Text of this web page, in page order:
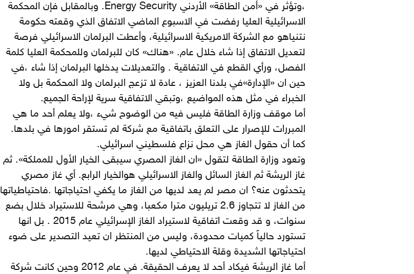
،وتؤثر في «أمن الطاقة» الأردني Energy Security. وبالمقابل فإن المحكمة
الاسرائيلية العليا رفضت في الاسبوع الماضي الاتفاق الذي وقعته حكومة
نتنياهو مع الشركة الامريكية الاسرائيلية، وأعطت البرلمان الاسرائيلي فرصة
لتعديل الاتفاق إذا شاء خلال عام. «هناك» كان للبرلمان وللمحكمة العليا كلمة
الفصل، ورأي القطع في الاتفاقية . والتعديلات يدخلها البرلمان إذا شاء ،في
حين ان «الإدارة»في بلدنا العزيز ، عادة لا تزعج البرلمان ولا المحكمة بل ولا
الخبراء في مثل هذه المواضيع ،وتبقي الاتفاقية سرية لإراحة الجميع.
أما موقف وزارة الطاقة فليس فيه من الوضوح شيء ،ولا يعلم أحد ما هي
المبررات للإصرار على التعلق باتفاقية مع شركة لم تستقر امورها في بلدها.
كما أن حقول الغاز هي محل نزاع فلسطيني اسرائيلي.
وتعود وزارة الطاقة لتقول «ان الغاز المصري سيبقى الخيار الأول للمملكة». ثم
غاز الريشة ثم الغاز السائل والغاز الاسرائيلي هوالخيار الرابع. أي غاز مصري
يتحدثون عنه؟ ان مصر لم يعد لديها من الغاز ما يكفي احتياجاتها .فاحتياطياتها
من الغاز لا تتجاوز 2.6 تريليون مترا مكعبا، وهي مرشحة للاستيراد خلال بضع
سنوات، و قد وقعت اتفاقية لاستيراد الغاز الإسرائيلي عام 2015 . بل انها
تستورد حالياً كميات محدودة، وليس من المنتظر ان تعيد التصدير على ضوء
احتياجاتها الشديدة وقلة الاحتياطي لديها.
أما غاز الريشة فيكاد أحد لا يعرف الحقيقة. في عام 2012 وحين كانت شركة